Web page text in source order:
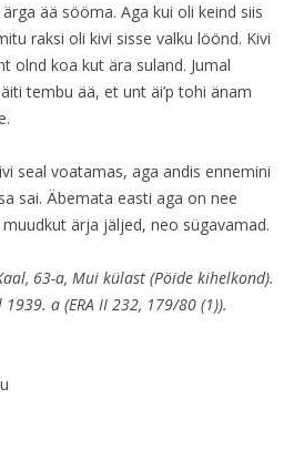
ää sööma. Aga kui oli keind siis
raksi oli kivi sisse valku löönd. Kivi
olnd koa kut ära suland. Jumal
tembu ää, et unt äi’p tohi änam
seal voatamas, aga andis ennemini
sai. Äbemata easti aga on nee
ärja jäljed, neo sügavamad.
63-a, Mui külast (Pöide kihelkond).
a (ERA II 232, 179/80 (1)).